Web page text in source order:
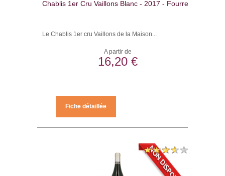
Chablis 1er Cru Vaillons Blanc - 2017 - Fourrey
Le Chablis 1er cru Vaillons de la Maison...
A partir de
16,20 €
Fiche détaillée